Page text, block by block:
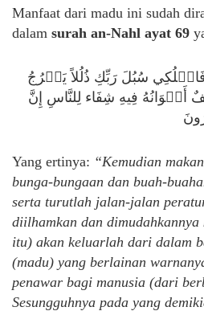
Manfaat dari madu ini sudah
dalam surah an-Nahl ayat 69
سُبُلَ رَبِّكِ ذُلُلاً يَخۡرُجُ
فِيهِ شِفَاء لِلنَّاسِ إِنَّ
Yang ertinya: “Kemudian
bunga-bungaan dan buah-
serta turutlah jalan-jalan
diilhamkan dan dimudahkannya
itu) akan keluarlah dari dalam
(madu) yang berlainan
penawar bagi manusia (dari
Sesungguhnya pada yang